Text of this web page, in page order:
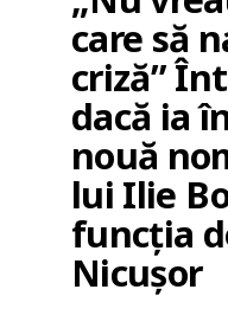
care să
criză”
dacă ia
nouă
lui Ilie
funcția
Nicușor